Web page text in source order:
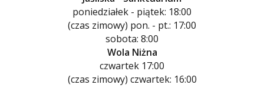
poniedziałek - piątek: 18:00
(czas zimowy) pon. - pt.: 17:00
sobota: 8:00
Wola Niżna
czwartek 17:00
(czas zimowy) czwartek: 16:00